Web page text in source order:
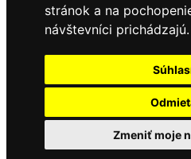
stránok a na
návštevníci prichádzajú.
Zmeniť moje